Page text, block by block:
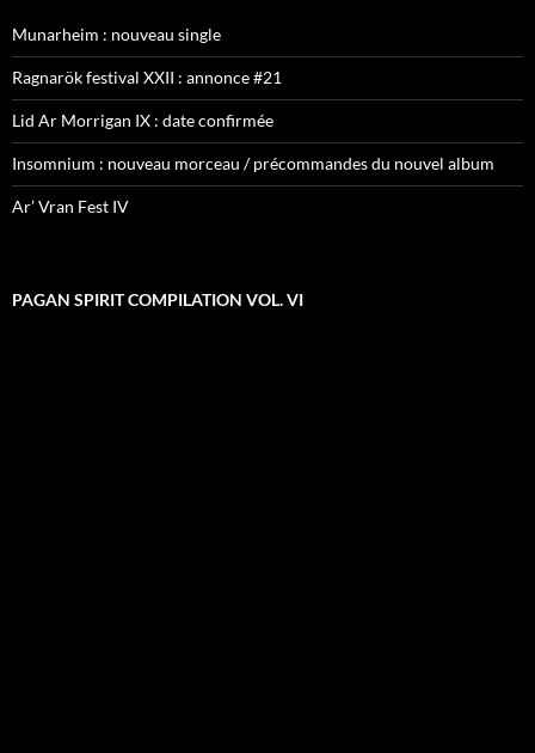
Munarheim : nouveau single
Ragnarök festival XXII : annonce #21
Lid Ar Morrigan IX : date confirmée
Insomnium : nouveau morceau / précommandes du nouvel album
Ar’ Vran Fest IV
PAGAN SPIRIT COMPILATION VOL. VI